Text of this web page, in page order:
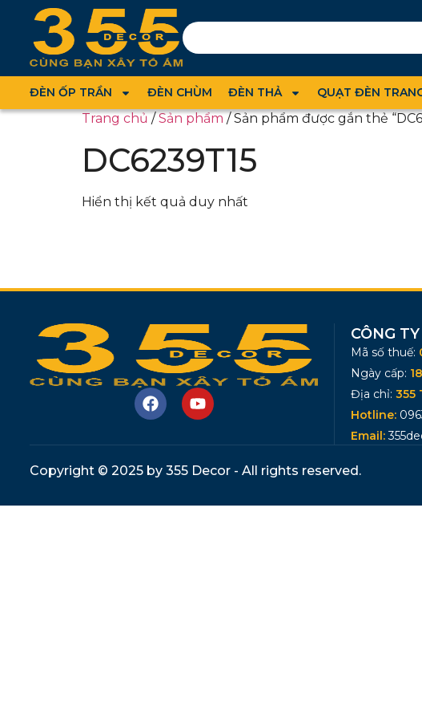
ĐÈN ỐP TRẦN ĐÈN CHÙM ĐÈN THẢ QUẠT ĐÈN
Trang chủ/Sản phẩm/ Sản phẩm được gắn thẻ
DC6239T15
Hiển thị kết quả duy nhất
CÔNG
Mã số thuế:
Ngày cấp:
Địa chỉ: 355
Hotline:
Email:
Copyright © 2025 by 355 Decor - All rights reserved.